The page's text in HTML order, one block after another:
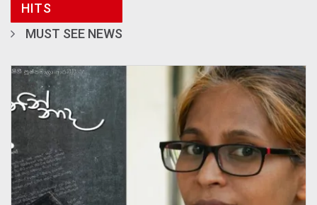
HITS
MUST SEE NEWS